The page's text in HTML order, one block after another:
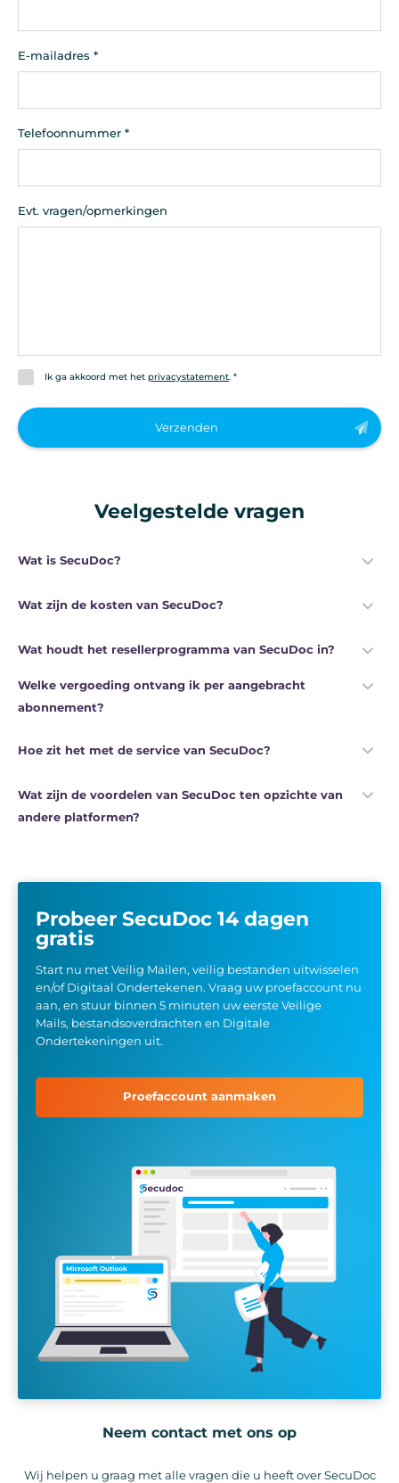
E-mailadres *
Telefoonnummer *
Evt. vragen/opmerkingen
Ik ga akkoord met het privacystatement. *
Verzenden
Veelgestelde vragen
Wat is SecuDoc?
Wat zijn de kosten van SecuDoc?
Wat houdt het resellerprogramma van SecuDoc in?
Welke vergoeding ontvang ik per aangebracht
abonnement?
Hoe zit het met de service van SecuDoc?
Wat zijn de voordelen van SecuDoc ten opzichte van
andere platformen?
Probeer SecuDoc 14 dagen
gratis
Start nu met Veilig Mailen, veilig bestanden uitwisselen
en/of Digitaal Ondertekenen. Vraag uw proefaccount nu
aan, en stuur binnen 5 minuten uw eerste Veilige
Mails, bestandsoverdrachten en Digitale
Ondertekeningen uit.
Proefaccount aanmaken
Neem contact met ons op
Wij helpen u graag met alle vragen die u heeft over SecuDoc